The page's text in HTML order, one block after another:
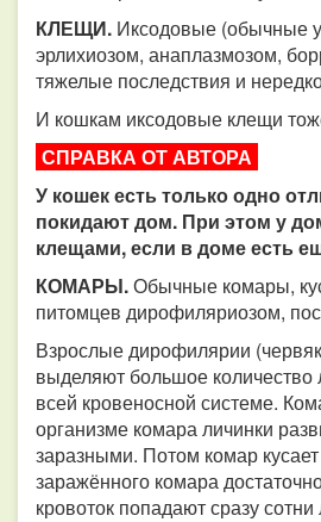
КЛЕЩИ. Иксодовые (обычные
эрлихиозом, анаплазмозом,
тяжелые последствия и
И кошкам иксодовые клещи
СПРАВКА ОТ АВТОРА
У кошек есть только одно
покидают дом. При этом у
клещами, если в доме есть
КОМАРЫ.Обычные комары,
питомцев дирофиляриозом,
Взрослые дирофилярии
выделяют большое количество
всей кровеносной системе.
организме комара личинки
заразными. Потом комар
заражённого комара
кровоток попадают сразу сотни